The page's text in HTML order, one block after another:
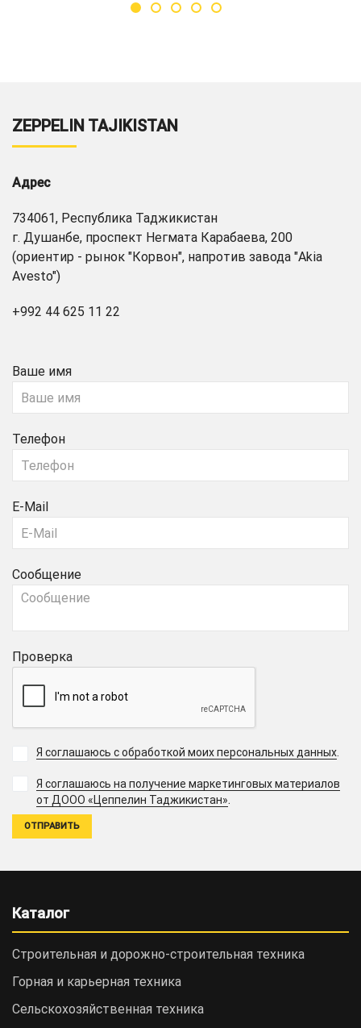
ZEPPELIN TAJIKISTAN
Адрес
734061, Республика Таджикистан
г. Душанбе, проспект Негмата Карабаева, 200
(ориентир - рынок "Корвон", напротив завода "Akia
Avesto")
+992 44 625 11 22
Ваше имя
Телефон
E-Mail
Сообщение
Проверка
Я соглашаюсь с обработкой моих персональных данных.
Я соглашаюсь на получение маркетинговых материалов
от ДООО «Цеппелин Таджикистан».
Каталог
Строительная и дорожно-cтроительная техника
Горная и карьерная техника
Сельскохозяйственная техника